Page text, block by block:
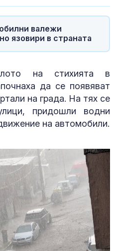
валежи
язовири в страната
на стихията в
да се появяват
на града. На тях се
придошли водни
на автомобили.